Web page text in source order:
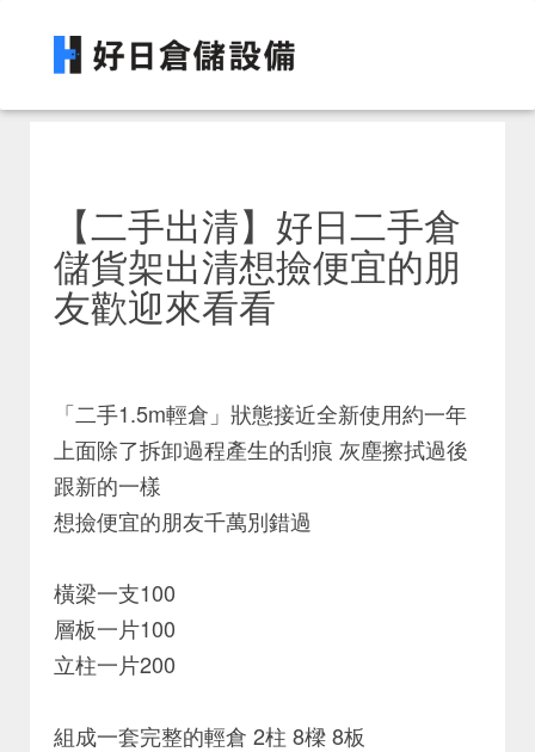
【二手出清】好日二手倉
儲貨架出清想撿便宜的朋
友歡迎來看看
「二手1.5m輕倉」狀態接近全新使用約一年
上面除了拆卸過程產生的刮痕 灰塵擦拭過後
跟新的一樣
想撿便宜的朋友千萬別錯過
橫梁一支100
層板一片100
立柱一片200
組成一套完整的輕倉 2柱 8樑 8板